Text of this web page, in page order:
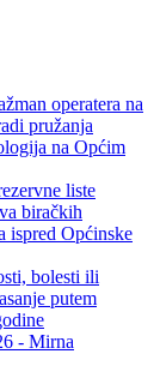
operatera na
pružanja
na Općim
liste
biračkih
ispred Općinske
bolesti ili
putem
- Mirna